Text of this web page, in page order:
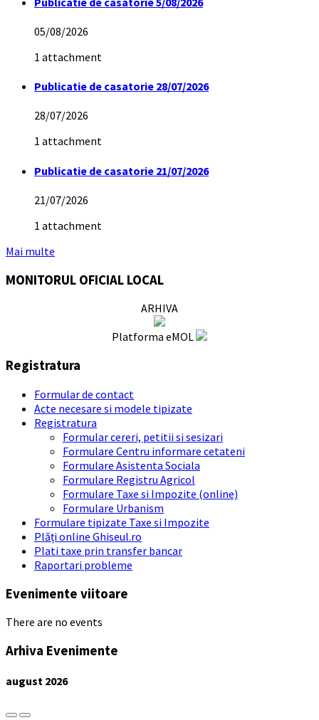
05/08/2026
1 attachment
Publicatie de casatorie 28/07/2026
28/07/2026
1 attachment
Publicatie de casatorie 21/07/2026
21/07/2026
1 attachment
Mai multe
MONITORUL OFICIAL LOCAL
ARHIVA
Platforma eMOL
Registratura
Formular de contact
Acte necesare si modele tipizate
Registratura
Formular cereri, petitii si sesizari
Formulare Centru informare cetateni
Formulare Asistenta Sociala
Formulare Registru Agricol
Formulare Taxe si Impozite (online)
Formulare Urbanism
Formulare tipizate Taxe si Impozite
Plăți online Ghiseul.ro
Plati taxe prin transfer bancar
Raportari probleme
Evenimente viitoare
There are no events
Arhiva Evenimente
august 2026